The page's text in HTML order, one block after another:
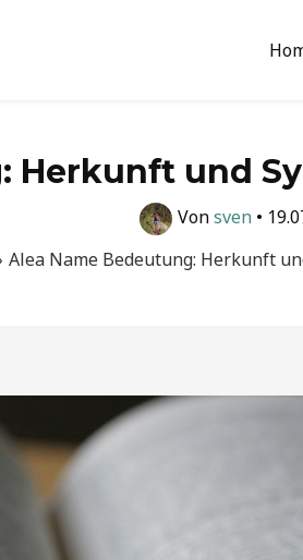
Herkunft und
Vonsven •
Alea Name Bedeutung: Herkunft